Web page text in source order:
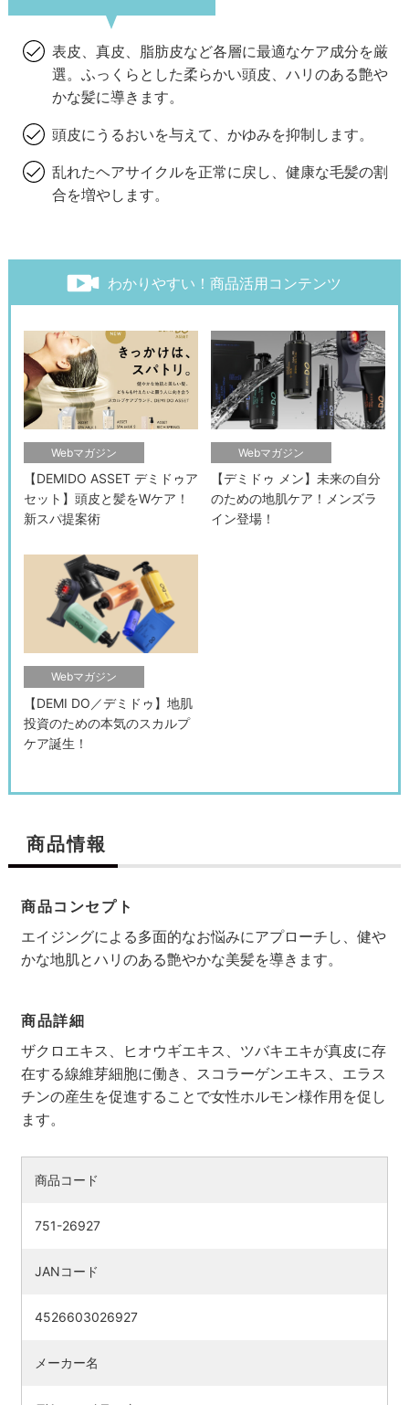
表皮、真皮、脂肪皮など各層に最適なケア成分を厳
選。ふっくらとした柔らかい頭皮、ハリのある艶や
かな髪に導きます。
頭皮にうるおいを与えて、かゆみを抑制します。
乱れたヘアサイクルを正常に戻し、健康な毛髪の割
合を増やします。
わかりやすい！商品活用コンテンツ
Webマガジン
【DEMIDO ASSET デミドゥア
セット】頭皮と髪をWケア！
新スパ提案術
Webマガジン
【デミドゥ メン】未来の自分
のための地肌ケア！メンズラ
イン登場！
Webマガジン
【DEMI DO／デミドゥ】地肌
投資のための本気のスカルプ
ケア誕生！
商品情報
商品コンセプト
エイジングによる多面的なお悩みにアプローチし、健や
かな地肌とハリのある艶やかな美髪を導きます。
商品詳細
ザクロエキス、ヒオウギエキス、ツバキエキが真皮に存
在する線維芽細胞に働き、スコラーゲンエキス、エラス
チンの産生を促進することで女性ホルモン様作用を促し
ます。
商品コード
751-26927
JANコード
4526603026927
メーカー名
検索す